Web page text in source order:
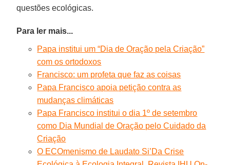
questões ecológicas.
Para ler mais...
Papa institui um “Dia de Oração pela Criação”
com os ortodoxos
Francisco: um profeta que faz as coisas
Papa Francisco apoia petição contra as
mudanças climáticas
Papa Francisco institui o dia 1º de setembro
como Dia Mundial de Oração pelo Cuidado da
Criação
O ECOmenismo de Laudato Si’Da Crise